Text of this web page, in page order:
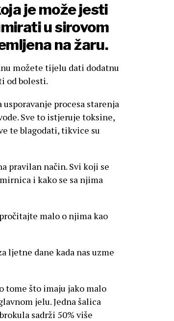
je može jesti
u sirovom
na žaru.
možete tijelu dati dodatnu
od bolesti.
usporavanje procesa starenja
Sve to istjeruje toksine,
te blagodati, tikvice su
pravilan način. Svi koji se
i kako se sa njima
malo o njima kao
ljetne dane kada nas uzme
tome što imaju jako malo
jelu. Jedna šalica
sadrži 50% više